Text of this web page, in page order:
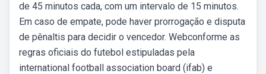
de 45 minutos cada, com um intervalo de 15 minutos.
Em caso de empate, pode haver prorrogação e disputa
de pênaltis para decidir o vencedor. Webconforme as
regras oficiais do futebol estipuladas pela
international football association board (ifab) e